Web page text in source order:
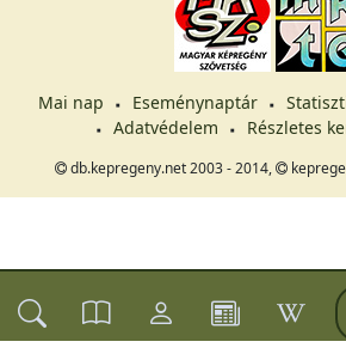
Mai nap Eseménynaptár
Adatvédelem
Részletes
db.kepregeny.net 2003 - 2014,